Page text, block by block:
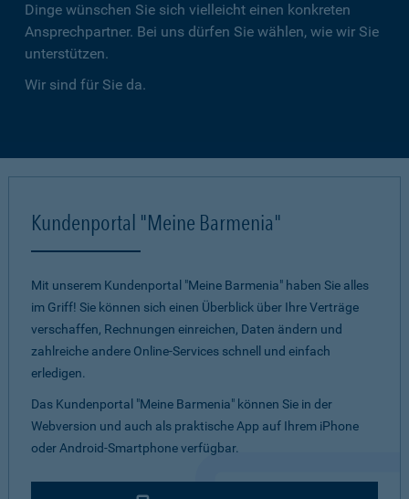
Dinge wünschen Sie sich vielleicht einen konkreten
Ansprechpartner. Bei uns dürfen Sie wählen, wie wir Sie
unterstützen.
Wir sind für Sie da.
Kundenportal "Meine Barmenia"
Mit unserem Kundenportal "Meine Barmenia" haben Sie alles
im Griff! Sie können sich einen Überblick über Ihre Verträge
verschaffen, Rechnungen einreichen, Daten ändern und
zahlreiche andere Online-Services schnell und einfach
erledigen.
Das Kundenportal "Meine Barmenia" können Sie in der
Webversion und auch als praktische App auf Ihrem iPhone
oder Android-Smartphone verfügbar.